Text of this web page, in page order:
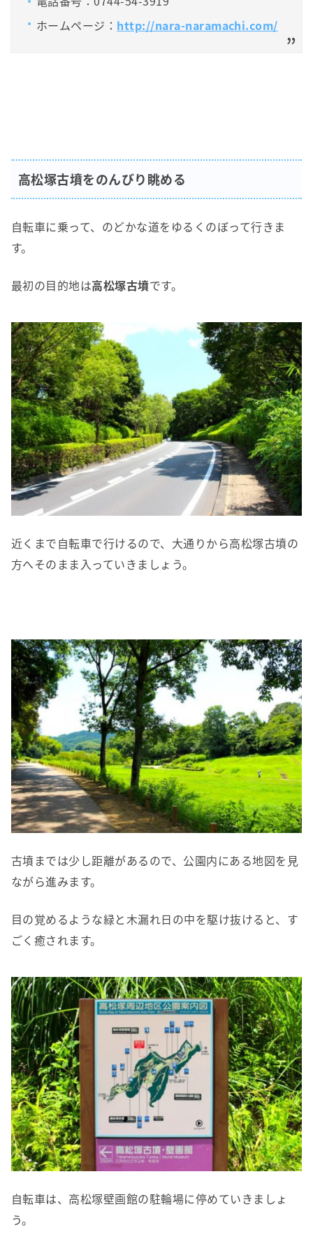
ホームページ： http://nara-naramachi.com/
高松塚古墳をのんびり眺める
自転車に乗って、のどかな道をゆるくのぼって行きま
す。
最初の目的地は高松塚古墳です。
近くまで自転車で行けるので、大通りから高松塚古墳の
方へそのまま入っていきましょう。
古墳までは少し距離があるので、公園内にある地図を見
ながら進みます。
目の覚めるような緑と木漏れ日の中を駆け抜けると、す
ごく癒されます。
自転車は、高松塚壁画館の駐輪場に停めていきましょ
う。